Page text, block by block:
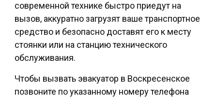
современной технике быстро приедут на
вызов, аккуратно загрузят ваше транспортное
средство и безопасно доставят его к месту
стоянки или на станцию технического
обслуживания.
Чтобы вызвать эвакуатор в Воскресенское
позвоните по указанному номеру телефона